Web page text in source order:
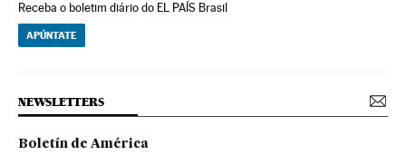
Receba o boletim diário do EL PAÍS Brasil
APÚNTATE
NEWSLETTERS
Boletín de América